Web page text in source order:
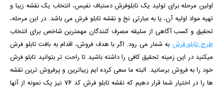
اولین مرحله برای تولید یک تابلوفرش دستباف نفیس، انتخاب یک نقشه زیبا و
تهیه مواد اولیه آن، یا به عبارتی نخ و نقشه تابلو فرش می باشد. در این مرحله،
تحقیق و کسب آگاهی از سلیقه مصرف کنندگان مهمترین شاخص برای انتخاب
طرح تابلو فرش به شمار می رود. اگر با هدف فروش، اقدام به بافت تابلو فرش
میکنید در این زمینه تحقیق کافی را داشته باشید تا راحت تر بتوانید تابلو فرش
خود را به فروش برسانید. البته ما سعی کرده ایم زیباترین و پرفروش ترین نقشه
ها را در اختیار شما قرار دهیم که نقشه تابلو فرش کد 76 نیز یک نمونه از آنها